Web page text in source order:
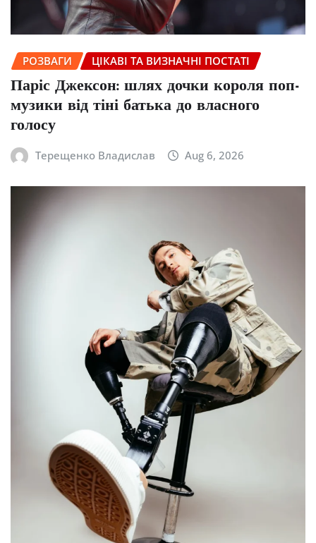
РОЗВАГИ ЦІКАВІ ТА ВИЗНАЧНІ ПОСТАТІ
Паріс Джексон: шлях дочки короля поп-
музики від тіні батька до власного
голосу
Терещенко Владислав Aug 6, 2026